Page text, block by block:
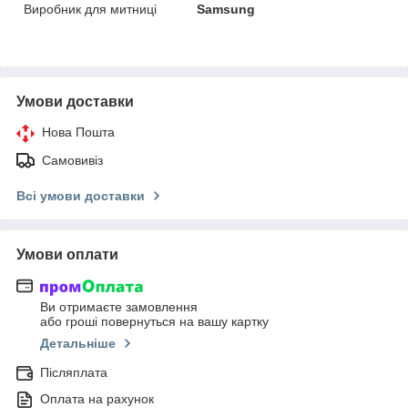
Виробник для митниці
Samsung
Умови доставки
Нова Пошта
Самовивіз
Всі умови доставки
Умови оплати
Ви отримаєте замовлення
або гроші повернуться на вашу картку
Детальніше
Післяплата
Оплата на рахунок